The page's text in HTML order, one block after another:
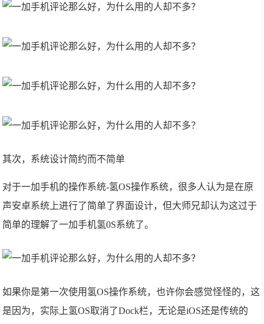
其次，系统设计简约而不简单
对于一加手机的操作系统-氢OS操作系统，很多人认为是在原
声安卓系统上进行了简单了界面设计，但大师兄却认为这过于
简单的理解了一加手机氢0S系统了。
如果你是第一次使用氢OS操作系统，也许你会感觉怪怪的，这
是因为，实际上氢OS取消了Dock栏，无论是iOS还是传统的